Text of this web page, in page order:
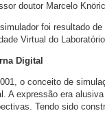
doutor Marcelo
foi resultado
Virtual do
Digital
o conceito de
A expressão era
Tendo sido